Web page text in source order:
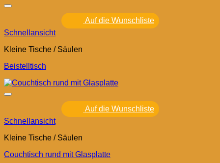
Auf die Wunschliste
Schnellansicht
Kleine Tische / Säulen
Beistelltisch
Auf die Wunschliste
Schnellansicht
Kleine Tische / Säulen
Couchtisch rund mit Glasplatte